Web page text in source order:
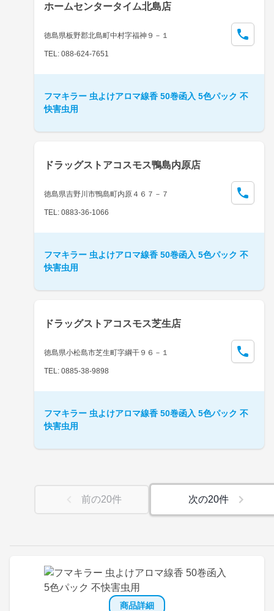
商品詳細
ホームセンタータイム北島店
徳島県板野郡北島町中村字福神９－１
TEL: 088-624-7651
フマキラー 虫よけアロマ線香 50巻函入 5色パック 不
快害虫用
ドラッグストアコスモス鴨島内原店
徳島県吉野川市鴨島町内原４６７－７
TEL: 0883-36-1066
フマキラー 虫よけアロマ線香 50巻函入 5色パック 不
快害虫用
ドラッグストアコスモス芝生店
徳島県小松島市芝生町字綱干９６－１
TEL: 0885-38-9898
フマキラー 虫よけアロマ線香 50巻函入 5色パック 不
快害虫用
前の20件 次の20件